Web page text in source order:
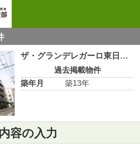
ザ・グランデレガーロ東日暮里 107
過去掲載物件
築年月
築13年
容の入力